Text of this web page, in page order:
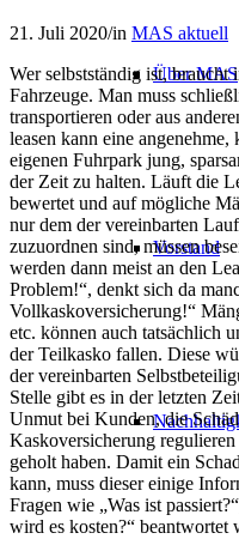
Über MAS
Vorstand
21. Juli 2020/in MAS aktuell
Wer selbstständig ist, braucht
Fahrzeuge. Man muss
transportieren oder aus
leasen kann eine
eigenen Fuhrpark jung,
der Zeit zu halten. Läuft die
bewertet und auf mögliche
nur dem der vereinbarten
zuzuordnen sind, müssen
werden dann meist an den
Problem!“, denkt sich da
Vollkaskoversicherung!“
etc. können auch tatsächlich
der Teilkasko fallen. Diese
der vereinbarten
Stelle gibt es in der letzten
Unmut bei Kunden, die
Kaskoversicherung
geholt haben. Damit ein
kann, muss dieser einige
Fragen wie „Was ist
wird es kosten?“ beantwortet